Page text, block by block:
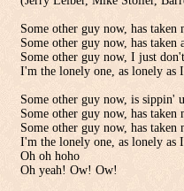
Some other guy now, has
Some other guy now, has taken
Some other guy now, I just
I'm the lonely one, as lonely as
Some other guy now, is sippin'
Some other guy now, has
Some other guy now, has
I'm the lonely one, as lonely as
Oh oh hoho
Oh yeah! Ow! Ow!